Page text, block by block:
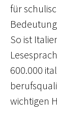
für
So ist
600.000
wichtigen